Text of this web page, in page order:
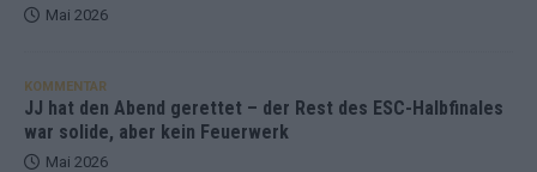
Mai 2026
KOMMENTAR
JJ hat den Abend gerettet – der Rest des ESC-Halbfinales
war solide, aber kein Feuerwerk
Mai 2026